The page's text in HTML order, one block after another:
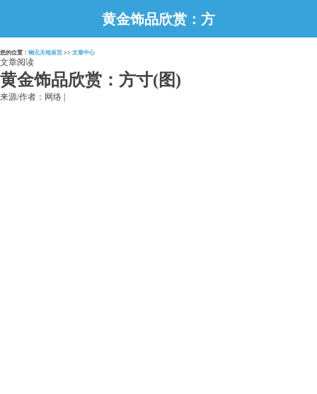
黄金饰品欣赏：方
寸(图)
您的位置： 铜元天地首页 >> 文章中心
文章阅读
黄金饰品欣赏：方寸(图)
来源/作者：网络 |